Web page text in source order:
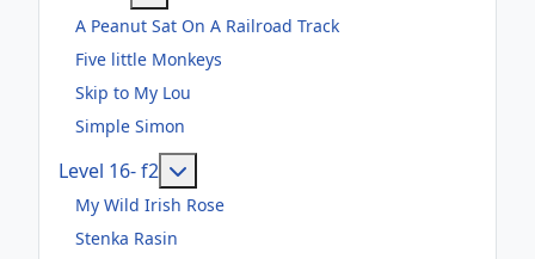
A Peanut Sat On A Railroad Track
Five little Monkeys
Skip to My Lou
Simple Simon
Level 16- f2
My Wild Irish Rose
Stenka Rasin